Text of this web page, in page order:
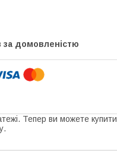
за домовленістю
Тепер ви можете купити